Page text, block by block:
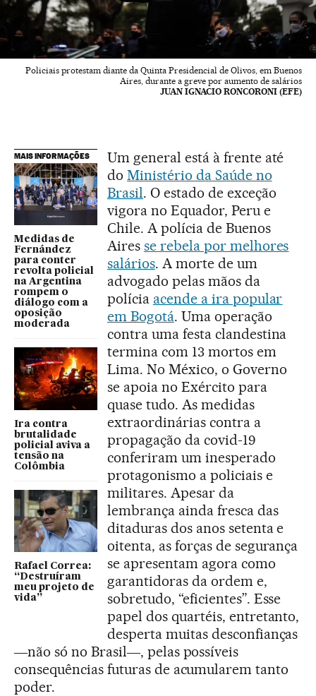
Policiais protestam diante da Quinta Presidencial de Olivos, em Buenos
Aires, durante a greve por aumento de salários
JUAN IGNACIO RONCORONI (EFE)
MAIS INFORMAÇÕES
Medidas de
Fernández
para conter
revolta policial
na Argentina
rompem o
diálogo com a
oposição
moderada
Ira contra
brutalidade
policial aviva a
tensão na
Colômbia
Rafael Correa:
“Destruíram
meu projeto de
vida”
Um general está à frente até
do Ministério da Saúde no
Brasil. O estado de exceção
vigora no Equador, Peru e
Chile. A polícia de Buenos
Aires se rebela por melhores
salários. A morte de um
advogado pelas mãos da
polícia acende a ira popular
em Bogotá. Uma operação
contra uma festa clandestina
termina com 13 mortos em
Lima. No México, o Governo
se apoia no Exército para
quase tudo. As medidas
extraordinárias contra a
propagação da covid-19
conferiram um inesperado
protagonismo a policiais e
militares. Apesar da
lembrança ainda fresca das
ditaduras dos anos setenta e
oitenta, as forças de segurança
se apresentam agora como
garantidoras da ordem e,
sobretudo, “eficientes”. Esse
papel dos quartéis, entretanto,
desperta muitas desconfianças
―não só no Brasil―, pelas possíveis
consequências futuras de acumularem tanto
poder.